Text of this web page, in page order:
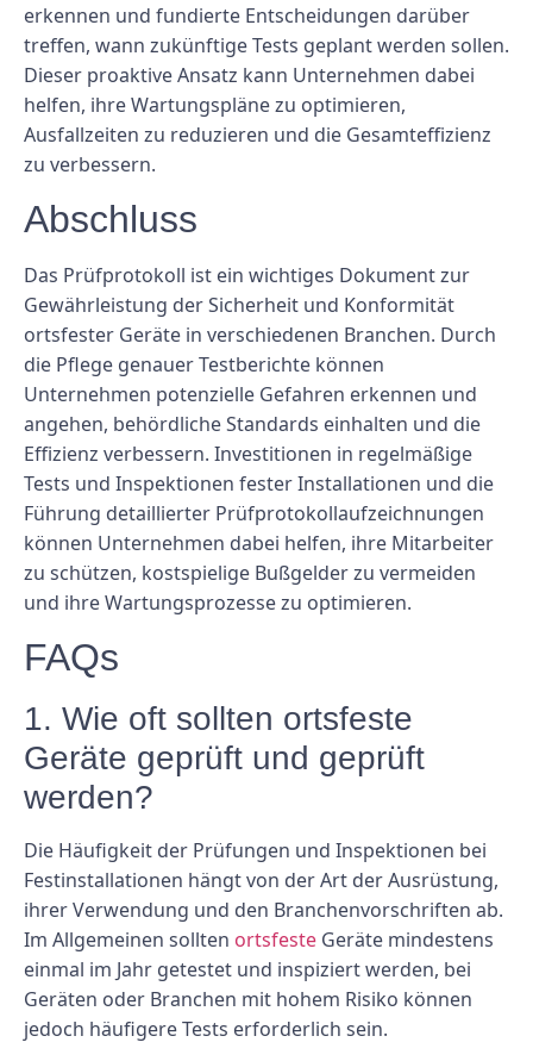
erkennen und fundierte Entscheidungen darüber
treffen, wann zukünftige Tests geplant werden sollen.
Dieser proaktive Ansatz kann Unternehmen dabei
helfen, ihre Wartungspläne zu optimieren,
Ausfallzeiten zu reduzieren und die Gesamteffizienz
zu verbessern.
Abschluss
Das Prüfprotokoll ist ein wichtiges Dokument zur
Gewährleistung der Sicherheit und Konformität
ortsfester Geräte in verschiedenen Branchen. Durch
die Pflege genauer Testberichte können
Unternehmen potenzielle Gefahren erkennen und
angehen, behördliche Standards einhalten und die
Effizienz verbessern. Investitionen in regelmäßige
Tests und Inspektionen fester Installationen und die
Führung detaillierter Prüfprotokollaufzeichnungen
können Unternehmen dabei helfen, ihre Mitarbeiter
zu schützen, kostspielige Bußgelder zu vermeiden
und ihre Wartungsprozesse zu optimieren.
FAQs
1. Wie oft sollten ortsfeste
Geräte geprüft und geprüft
werden?
Die Häufigkeit der Prüfungen und Inspektionen bei
Festinstallationen hängt von der Art der Ausrüstung,
ihrer Verwendung und den Branchenvorschriften ab.
Im Allgemeinen sollten ortsfeste Geräte mindestens
einmal im Jahr getestet und inspiziert werden, bei
Geräten oder Branchen mit hohem Risiko können
jedoch häufigere Tests erforderlich sein.